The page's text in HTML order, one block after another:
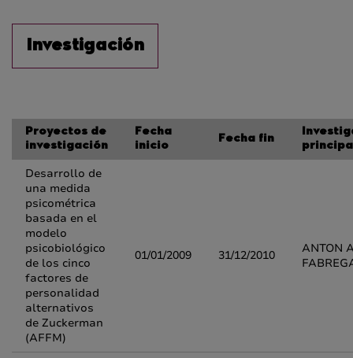
Investigación
Proyectos de
investigación
Fecha
inicio
Fecha fin
Desarrollo de
una medida
psicométrica
basada en el
modelo
psicobiológico
de los cinco
factores de
personalidad
alternativos
de Zuckerman
(AFFM)
01/01/2009 31/12/2010
ANTON